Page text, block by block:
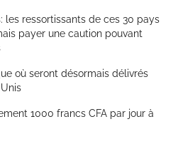
les ressortissants de ces 30 pays
payer une caution pouvant
où seront désormais délivrés
1000 francs CFA par jour à